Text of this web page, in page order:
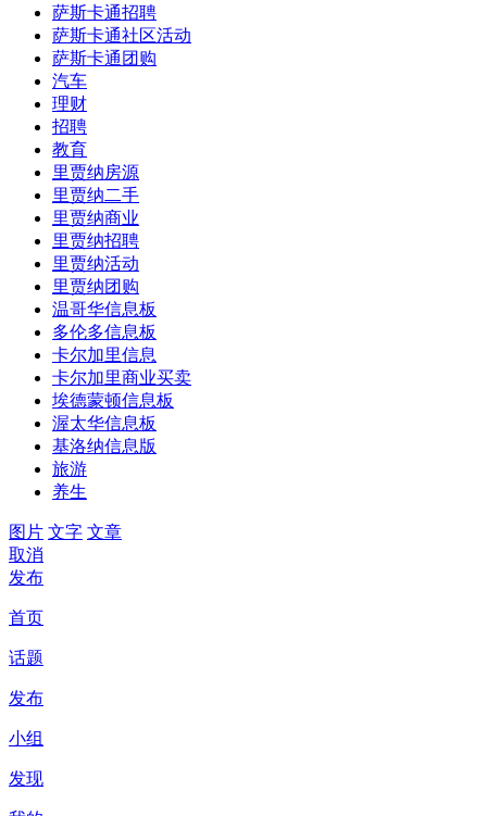
萨斯卡通招聘
萨斯卡通社区活动
萨斯卡通团购
汽车
理财
招聘
教育
里贾纳房源
里贾纳二手
里贾纳商业
里贾纳招聘
里贾纳活动
里贾纳团购
温哥华信息板
多伦多信息板
卡尔加里信息
卡尔加里商业买卖
埃德蒙顿信息板
渥太华信息板
基洛纳信息版
旅游
养生
图片 文字 文章
取消
发布
首页
话题
发布
小组
发现